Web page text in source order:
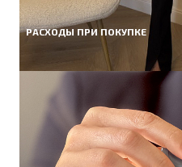
РАСХОДЫ ПРИ ПОКУПКЕ